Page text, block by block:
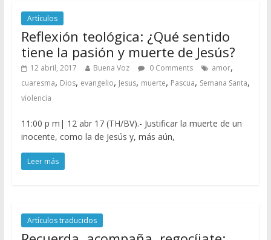
Artículos
Reflexión teológica: ¿Qué sentido
tiene la pasión y muerte de Jesús?
12 abril, 2017 Buena Voz 0 Comments amor,
cuaresma, Dios, evangelio, Jesus, muerte, Pascua, Semana Santa,
violencia
11:00 p m| 12 abr 17 (TH/BV).- Justificar la muerte de un
inocente, como la de Jesús y, más aún,
Leer más
Artículos traducidos